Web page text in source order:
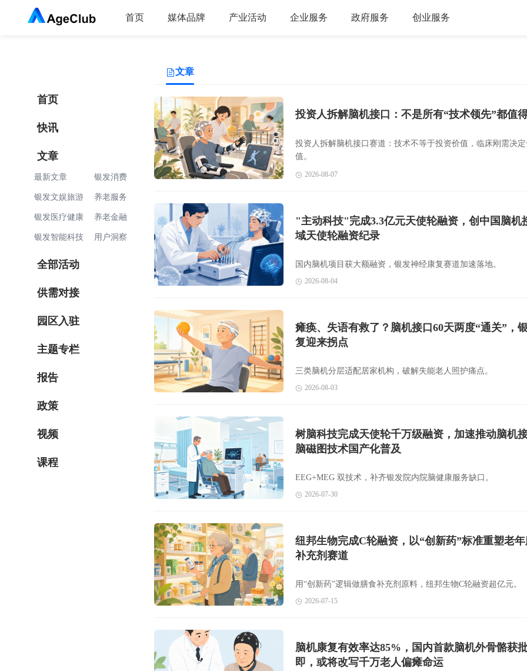
首页 媒体品牌 产业活动 企业服务 政府服务 创业服务
首页
快讯
文章
最新文章 银发消费
银发文娱旅游 养老服务
银发医疗健康 养老金融
银发智能科技 用户洞察
全部活动
供需对接
园区入驻
主题专栏
报告
政策
视频
课程
文章
投资人拆解脑机接口：不是所有“技术领先”都值
投资人拆解脑机接口赛道：技术不等于投资价值，临床刚需决
值。
2026-08-07
"主动科技"完成3.3亿元天使轮融资，创中国脑机
域天使轮融资纪录
国内脑机项目获大额融资，银发神经康复赛道加速落地。
2026-08-04
瘫痪、失语有救了？脑机接口60天两度“通关”，
复迎来拐点
三类脑机分层适配居家机构，破解失能老人照护痛点。
2026-08-03
树脑科技完成天使轮千万级融资，加速推动脑机
脑磁图技术国产化普及
EEG+MEG 双技术，补齐银发院内院脑健康服务缺口。
2026-07-30
纽邦生物完成C轮融资，以“创新药”标准重塑老
补充剂赛道
用“创新药”逻辑做膳食补充剂原料，纽邦生物C轮融资超亿元。
2026-07-15
脑机康复有效率达85%，国内首款脑机外骨骼获
即，或将改写千万老人偏瘫命运